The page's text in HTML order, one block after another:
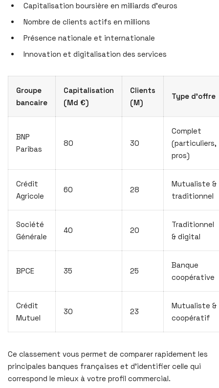
Capitalisation boursière en milliards d’euros
Nombre de clients actifs en millions
Présence nationale et internationale
Innovation et digitalisation des services
Groupe
bancaire
Capitalisation
(Md €)
Clients
(M)
Type d’offre
BNP
Paribas
80 30
Complet
(particuliers,
pros)
Crédit
Agricole
60 28
Mutualiste &
traditionnel
Société
Générale
40 20
Traditionnel
& digital
BPCE 35 25
Banque
coopérative
Crédit
Mutuel
30 23
Mutualiste &
coopératif
Ce classement vous permet de comparer rapidement les
principales banques françaises et d’identifier celle qui
correspond le mieux à votre profil commercial.